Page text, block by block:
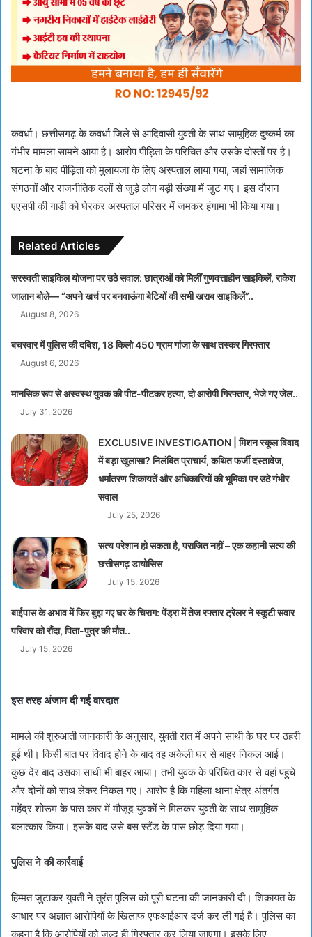
कवर्धा। छत्तीसगढ़ के कवर्धा जिले से आदिवासी युवती के साथ सामूहिक दुष्कर्म का
गंभीर मामला सामने आया है। आरोप पीड़िता के परिचित और उसके दोस्तों पर है।
घटना के बाद पीड़िता को मुलायजा के लिए अस्पताल लाया गया, जहां सामाजिक
संगठनों और राजनीतिक दलों से जुड़े लोग बड़ी संख्या में जुट गए। इस दौरान
एएसपी की गाड़ी को घेरकर अस्पताल परिसर में जमकर हंगामा भी किया गया।
Related Articles
सरस्वती साइकिल योजना पर उठे सवाल: छात्राओं को मिलीं गुणवत्ताहीन साइकिलें, राकेश
जालान बोले— “अपने खर्च पर बनवाऊंगा बेटियों की सभी खराब साइकिलें”..
August 8, 2026
बचरवार में पुलिस की दबिश, 18 किलो 450 ग्राम गांजा के साथ तस्कर गिरफ्तार
August 6, 2026
मानसिक रूप से अस्वस्थ युवक की पीट-पीटकर हत्या, दो आरोपी गिरफ्तार, भेजे गए जेल..
July 31, 2026
EXCLUSIVE INVESTIGATION | मिशन स्कूल विवाद
में बड़ा खुलासा? निलंबित प्राचार्य, कथित फर्जी दस्तावेज,
धर्मांतरण शिकायतें और अधिकारियों की भूमिका पर उठे गंभीर
सवाल
July 25, 2026
सत्य परेशान हो सकता है, पराजित नहीं – एक कहानी सत्य की
छत्तीसगढ़ डायोसिस
July 15, 2026
बाईपास के अभाव में फिर बुझ गए घर के चिराग: पेंड्रा में तेज रफ्तार ट्रेलर ने स्कूटी सवार
परिवार को रौंदा, पिता-पुत्र की मौत..
July 15, 2026
इस तरह अंजाम दी गई वारदात
मामले की शुरुआती जानकारी के अनुसार, युवती रात में अपने साथी के घर पर ठहरी
हुई थी। किसी बात पर विवाद होने के बाद वह अकेली घर से बाहर निकल आई।
कुछ देर बाद उसका साथी भी बाहर आया। तभी युवक के परिचित कार से वहां पहुंचे
और दोनों को साथ लेकर निकल गए। आरोप है कि महिला थाना क्षेत्र अंतर्गत
महेंद्र शोरूम के पास कार में मौजूद युवकों ने मिलकर युवती के साथ सामूहिक
बलात्कार किया। इसके बाद उसे बस स्टैंड के पास छोड़ दिया गया।
पुलिस ने की कार्रवाई
हिम्मत जुटाकर युवती ने तुरंत पुलिस को पूरी घटना की जानकारी दी। शिकायत के
आधार पर अज्ञात आरोपियों के खिलाफ एफआईआर दर्ज कर ली गई है। पुलिस का
कहना है कि आरोपियों को जल्द ही गिरफ्तार कर लिया जाएगा। इसके लिए